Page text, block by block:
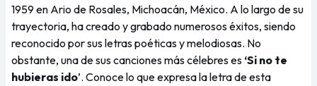
1959 en Ario de Rosales, Michoacán, México. A lo largo de su
trayectoria, ha creado y grabado numerosos éxitos, siendo
reconocido por sus letras poéticas y melodiosas. No
obstante, una de sus canciones más célebres es ‘Si no te
hubieras ido’. Conoce lo que expresa la letra de esta